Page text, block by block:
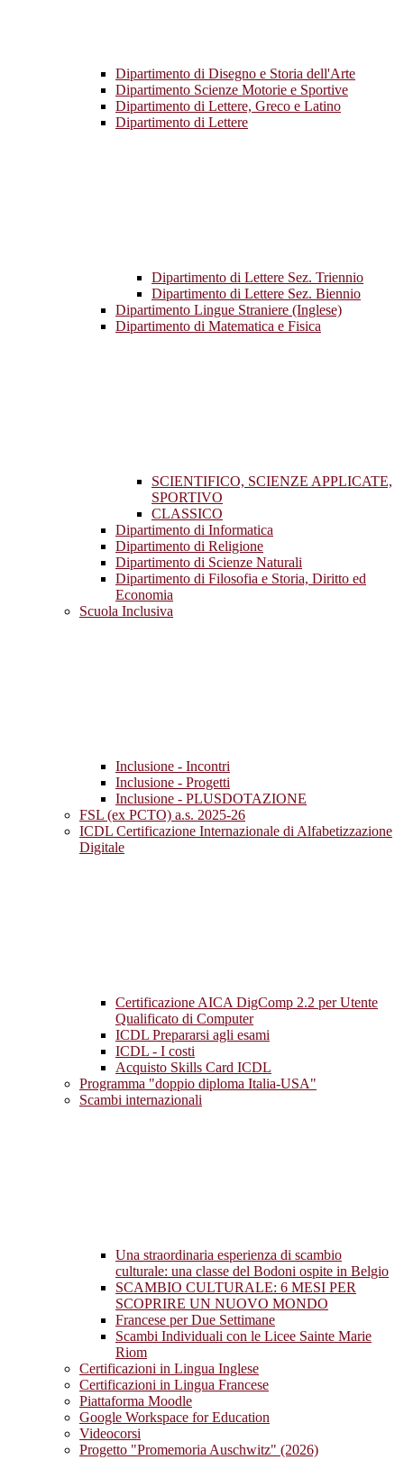
Dipartimento di Disegno e Storia dell'Arte
Dipartimento Scienze Motorie e Sportive
Dipartimento di Lettere, Greco e Latino
Dipartimento di Lettere
Dipartimento di Lettere Sez. Triennio
Dipartimento di Lettere Sez. Biennio
Dipartimento Lingue Straniere (Inglese)
Dipartimento di Matematica e Fisica
SCIENTIFICO, SCIENZE APPLICATE,
SPORTIVO
CLASSICO
Dipartimento di Informatica
Dipartimento di Religione
Dipartimento di Scienze Naturali
Dipartimento di Filosofia e Storia, Diritto ed
Economia
Scuola Inclusiva
Inclusione - Incontri
Inclusione - Progetti
Inclusione - PLUSDOTAZIONE
FSL (ex PCTO) a.s. 2025-26
ICDL Certificazione Internazionale di Alfabetizzazione
Digitale
Certificazione AICA DigComp 2.2 per Utente
Qualificato di Computer
ICDL Prepararsi agli esami
ICDL - I costi
Acquisto Skills Card ICDL
Programma "doppio diploma Italia-USA"
Scambi internazionali
Una straordinaria esperienza di scambio
culturale: una classe del Bodoni ospite in Belgio
SCAMBIO CULTURALE: 6 MESI PER
SCOPRIRE UN NUOVO MONDO
Francese per Due Settimane
Scambi Individuali con le Licee Sainte Marie
Riom
Certificazioni in Lingua Inglese
Certificazioni in Lingua Francese
Piattaforma Moodle
Google Workspace for Education
Videocorsi
Progetto "Promemoria Auschwitz" (2026)